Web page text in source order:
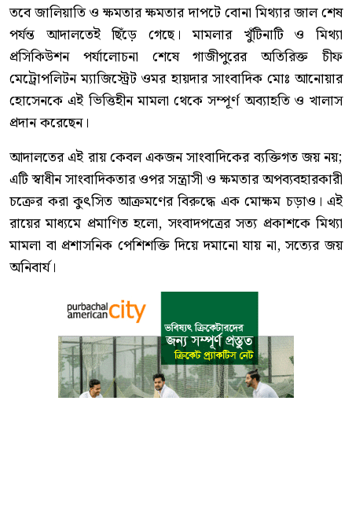
তবে জালিয়াতি ও ক্ষমতার ক্ষমতার দাপটে বোনা মিথ্যার জাল শেষ
পর্যন্ত আদালতেই ছিঁড়ে গেছে। মামলার খুঁটিনাটি ও মিথ্যা
প্রসিকিউশন পর্যালোচনা শেষে গাজীপুরের অতিরিক্ত চীফ
মেট্রোপলিটন ম্যাজিস্ট্রেট ওমর হায়দার সাংবাদিক মোঃ আনোয়ার
হোসেনকে এই ভিত্তিহীন মামলা থেকে সম্পূর্ণ অব্যাহতি ও খালাস
প্রদান করেছেন।
আদালতের এই রায় কেবল একজন সাংবাদিকের ব্যক্তিগত জয় নয়;
এটি স্বাধীন সাংবাদিকতার ওপর সন্ত্রাসী ও ক্ষমতার অপব্যবহারকারী
চক্রের করা কুৎসিত আক্রমণের বিরুদ্ধে এক মোক্ষম চড়াও। এই
রায়ের মাধ্যমে প্রমাণিত হলো, সংবাদপত্রের সত্য প্রকাশকে মিথ্যা
মামলা বা প্রশাসনিক পেশিশক্তি দিয়ে দমানো যায় না, সত্যের জয়
অনিবার্য।